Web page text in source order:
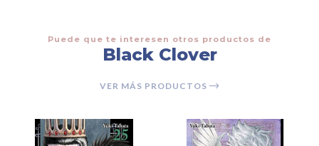
Puede que te interesen otros productos de
Black Clover
VER MÁS PRODUCTOS